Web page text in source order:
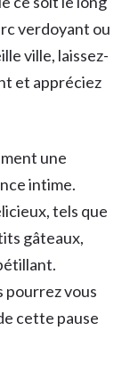
verdoyant ou
ville, laissez-
et appréciez
une
intime.
tels que
gâteaux,
pourrez vous
cette pause